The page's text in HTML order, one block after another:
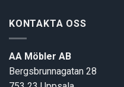
KONTAKTA OSS
AA Möbler AB
Bergsbrunnagatan 28